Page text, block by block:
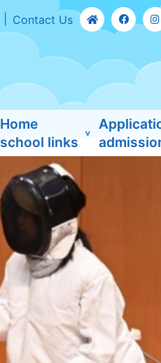
Contact Us
Home
school links